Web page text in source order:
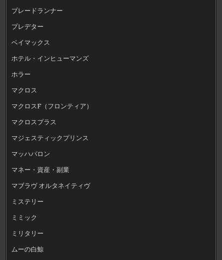
ブレードランナー
プレデター
ベイマックス
ホテル・インヒューマンズ
ホラー
マクロス
マクロスF（フロンティア）
マクロスプラス
マジェスティックプリンス
マッハバロン
マネー・資産・副業
マブラヴ オルタネイティヴ
ミステリー
ミミック
ミリタリー
ムーの白鯨